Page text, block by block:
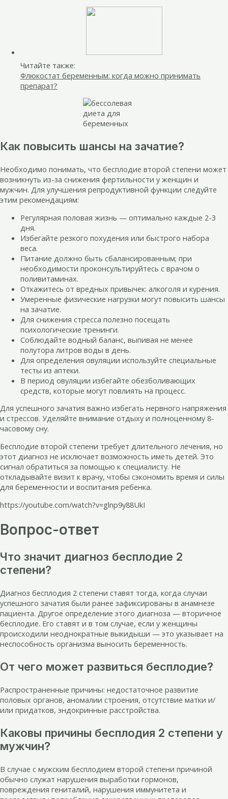
Читайте также:
Флюкостат беременным: когда можно принимать
препарат?
Как повысить шансы на зачатие?
Необходимо понимать, что бесплодие второй степени может
возникнуть из-за снижения фертильности у женщин и
мужчин. Для улучшения репродуктивной функции следуйте
этим рекомендациям:
Регулярная половая жизнь — оптимально каждые 2-3
дня.
Избегайте резкого похудения или быстрого набора
веса.
Питание должно быть сбалансированным; при
необходимости проконсультируйтесь с врачом о
поливитаминах.
Откажитесь от вредных привычек: алкоголя и курения.
Умеренные физические нагрузки могут повысить шансы
на зачатие.
Для снижения стресса полезно посещать
психологические тренинги.
Соблюдайте водный баланс, выпивая не менее
полутора литров воды в день.
Для определения овуляции используйте специальные
тесты из аптеки.
В период овуляции избегайте обезболивающих
средств, которые могут повлиять на процесс.
Для успешного зачатия важно избегать нервного напряжения
и стрессов. Уделяйте внимание отдыху и полноценному 8-
часовому сну.
Бесплодие второй степени требует длительного лечения, но
этот диагноз не исключает возможность иметь детей. Это
сигнал обратиться за помощью к специалисту. Не
откладывайте визит к врачу, чтобы сэкономить время и силы
для беременности и воспитания ребенка.
https://youtube.com/watch?v=glnp9y88UkI
Вопрос-ответ
Что значит диагноз бесплодие 2
степени?
Диагноз бесплодия 2 степени ставят тогда, когда случаи
успешного зачатия были ранее зафиксированы в анамнезе
пациента. Другое определение этого диагноза — вторичное
бесплодие. Его ставят и в том случае, если у женщины
происходили неоднократные выкидыши — это указывает на
неспособность организма выносить беременность.
От чего может развиться бесплодие?
Распространенные причины: недостаточное развитие
половых органов, аномалии строения, отсутствие матки и/
или придатков, эндокринные расстройства.
Каковы причины бесплодия 2 степени у
мужчин?
В случае с мужским бесплодием второй степени причиной
обычно служат нарушения выработки гормонов,
повреждения гениталий, нарушения иммунитета и